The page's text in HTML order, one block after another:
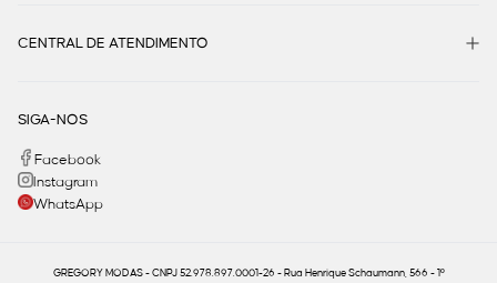
CENTRAL DE ATENDIMENTO
SIGA-NOS
Facebook
Instagram
WhatsApp
GREGORY MODAS - CNPJ 52.978.897.0001-26 - Rua Henrique Schaumann, 566 - 1º